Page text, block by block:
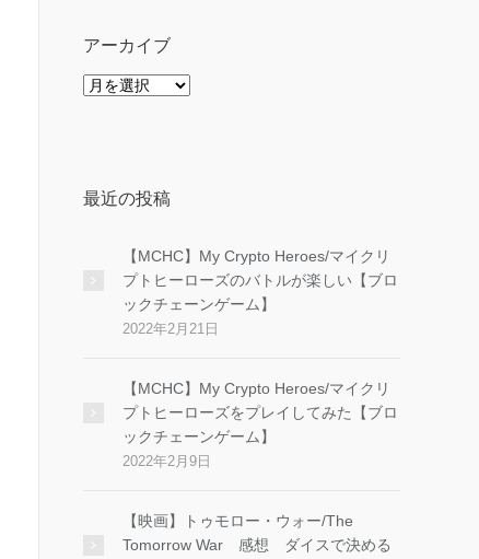
アーカイブ
ア
最近の投稿
【MCHC】My Crypto Heroes/マイクリ
プトヒーローズのバトルが楽しい【ブロ
ックチェーンゲーム】
2022年2月21日
【MCHC】My Crypto Heroes/マイクリ
プトヒーローズをプレイしてみた【ブロ
ックチェーンゲーム】
2022年2月9日
【映画】トゥモロー・ウォー/The
Tomorrow War 感想 ダイスで決める